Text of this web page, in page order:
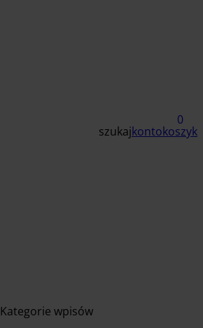
szukajkonto
0
koszyk
Kategorie wpisów